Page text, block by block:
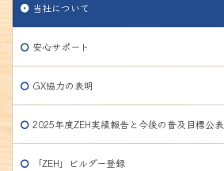
当社について
安心サポート
GX協力の表明
2025年度ZEH実績報告と今後の普及目標公表
「ZEH」ビルダー登録